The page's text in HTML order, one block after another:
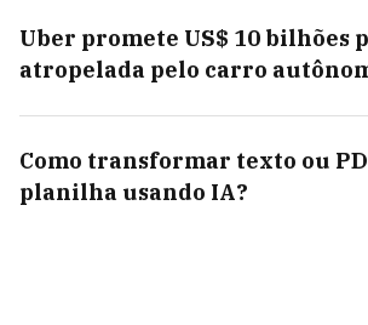
Uber promete US$ 10 bilhões
atropelada pelo carro
Como transformar texto ou
planilha usando IA?